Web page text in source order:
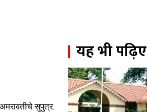
सुपुत्र.
यह भी पढ़िए